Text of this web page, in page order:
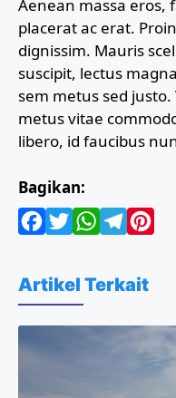
Aenean massa eros,
placerat ac erat.
dignissim. Mauris
suscipit, lectus
sem metus sed
metus vitae
libero, id faucibus
Bagikan:
a
c
e
w
i
t
t
h
a
t
e
t
Artikel Terkait